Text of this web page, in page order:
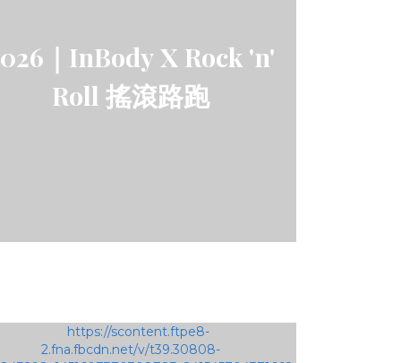
｜InBody X Rock 'n'
Roll 搖滾路跑